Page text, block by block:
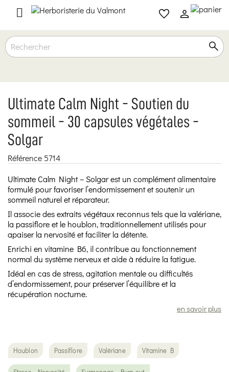

Ultimate Calm Night - Soutien du
sommeil - 30 capsules végétales -
Solgar
Référence 5714
Ultimate Calm Night – Solgar est un complément alimentaire
formulé pour favoriser l’endormissement et soutenir un
sommeil naturel et réparateur.
Il associe des extraits végétaux reconnus tels que la valériane,
la passiflore et le houblon, traditionnellement utilisés pour
apaiser la nervosité et faciliter la détente.
Enrichi en vitamine B6, il contribue au fonctionnement
normal du système nerveux et aide à réduire la fatigue.
Idéal en cas de stress, agitation mentale ou difficultés
d’endormissement, pour préserver l’équilibre et la
récupération nocturne.
en savoir plus
Houblon Passiflore Valériane Vitamine B